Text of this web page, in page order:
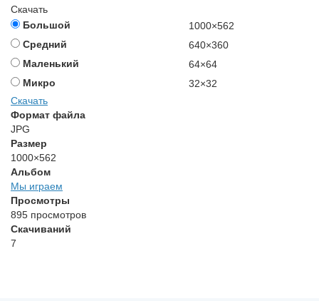
Скачать
Большой
1000×562
Средний
640×360
Маленький
64×64
Микро
32×32
Скачать
Формат файла
JPG
Размер
1000×562
Альбом
Мы играем
Просмотры
895 просмотров
Скачиваний
7